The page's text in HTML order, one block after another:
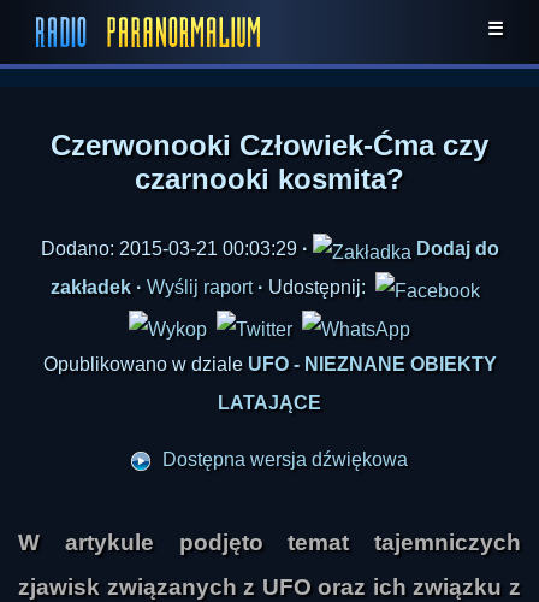
☰
Czerwonooki Człowiek-Ćma czy
czarnooki kosmita?
Dodano: 2015-03-21 00:03:29 ·
Dodaj do
zakładek · Wyślij raport · Udostępnij:
Opublikowano w dziale UFO - NIEZNANE OBIEKTY
LATAJĄCE
Dostępna wersja dźwiękowa
W artykule podjęto temat tajemniczych
zjawisk związanych z UFO oraz ich związku z